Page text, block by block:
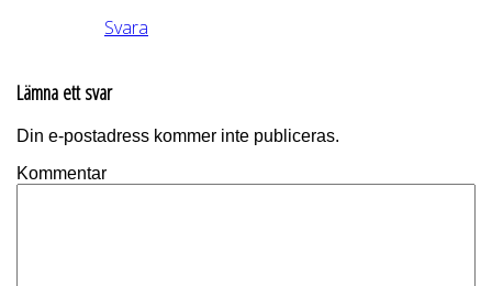
Svara
Lämna ett svar
Din e-postadress kommer inte publiceras.
Kommentar